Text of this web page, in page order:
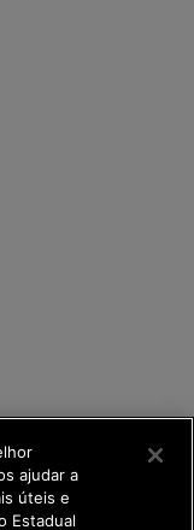
ajudar a
úteis e
Estadual